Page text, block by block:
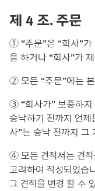
제 4 조. 주문
① “주문”은 “회사”가
을 하거나 “회사”가
② 모든 “주문”에는
③ “회사가” 보증하지
승낙하기 전까지 언제
사”는 승낙 전까지 그
④ 모든 견적서는 견
고려하여 작성되었습
그 견적을 변경 할 수